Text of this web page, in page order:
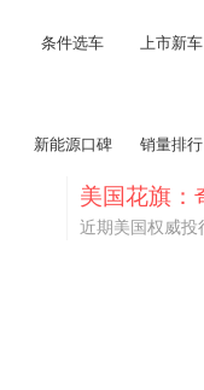
条件选车 上市新车
新能源口碑 销量排行